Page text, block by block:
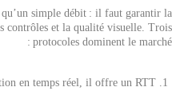
simple débit : il faut garantir la
contrôles et la qualité visuelle. Trois
protocoles dominent le marché :
en temps réel, il offre un RTT